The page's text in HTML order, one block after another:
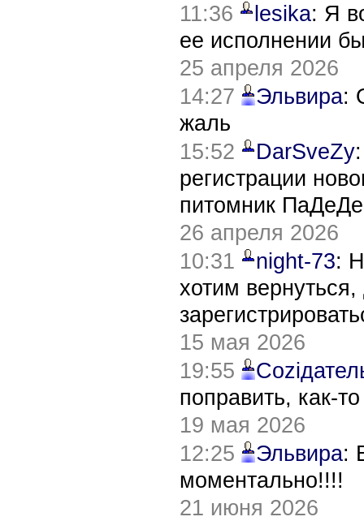
11:36
lesika: Я
ее исполнении
25 апреля 2026
14:27
Эльвира:
жаль
15:52
DarSveZy
регистрации
питомник
26 апреля 2026
10:31
night-73:
хотим
15 мая 2026
19:55
поправить, как-
19 мая 2026
12:25
Эльвира:
моментально!!!!
21 июня 2026